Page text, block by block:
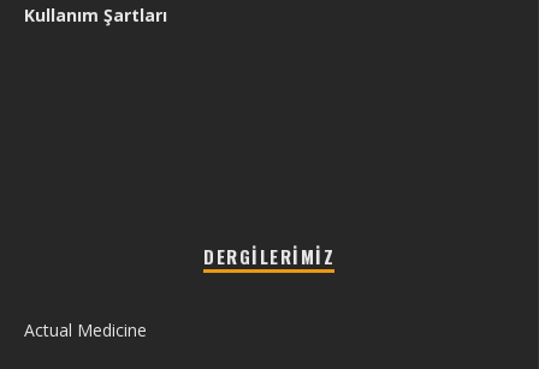
Kullanım Şartları
DERGILERIMIZ
Actual Medicine